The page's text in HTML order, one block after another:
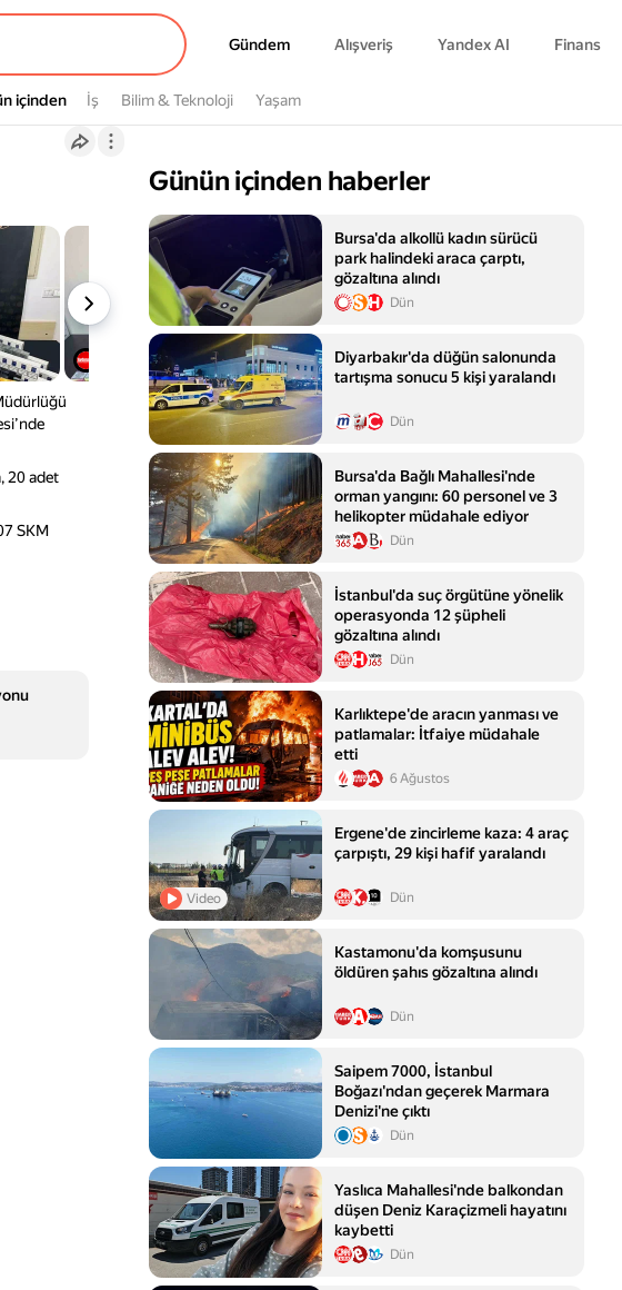
Gündem
Gündem Alışveriş Yandex AI Finans
içinden
içinden İş Bilim & Teknoloji Yaşam
20 adet
SKM
Günün içinden haberler
Bursa'da alkollü kadın sürücü
park halindeki araca çarptı,
gözaltına alındı
Dün
Diyarbakır'da düğün salonunda
tartışma sonucu 5 kişi yaralandı
Dün
Bursa'da Bağlı Mahallesi'nde
orman yangını: 60 personel ve 3
helikopter müdahale ediyor
Dün
İstanbul'da suç örgütüne yönelik
operasyonda 12 şüpheli
gözaltına alındı
Dün
Karlıktepe'de aracın yanması ve
patlamalar: İtfaiye müdahale
etti
6 Ağustos
Video
Ergene'de zincirleme kaza: 4 araç
çarpıştı, 29 kişi hafif yaralandı
Dün
Kastamonu'da komşusunu
öldüren şahıs gözaltına alındı
Dün
Saipem 7000, İstanbul
Boğazı'ndan geçerek Marmara
Denizi'ne çıktı
Dün
Yaslıca Mahallesi'nde balkondan
düşen Deniz Karaçizmeli hayatını
kaybetti
Dün